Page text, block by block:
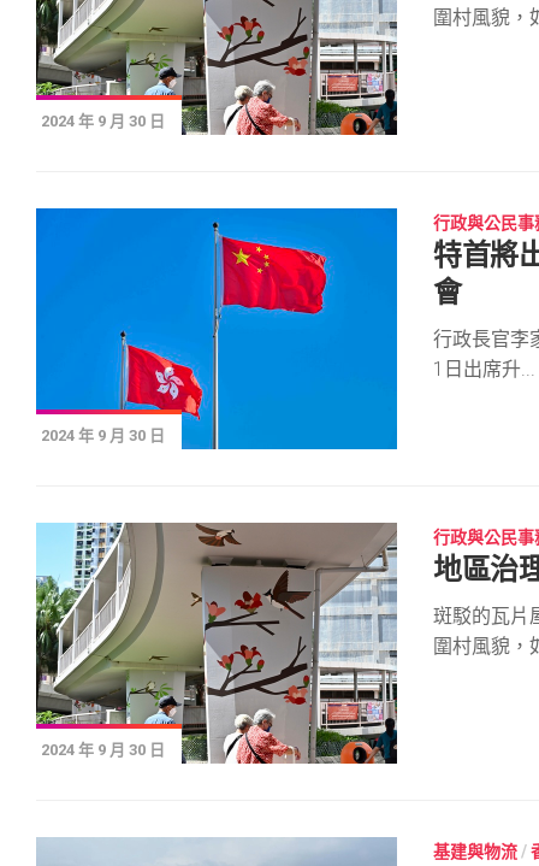
2024 年 9 月 30 日
圍村風貌，
2024 年 9 月 30 日
行政與公民事
特首將
會
行政長官李
1日出席升...
2024 年 9 月 30 日
行政與公民事
地區治
斑駁的瓦片
圍村風貌，
基建與物流 /